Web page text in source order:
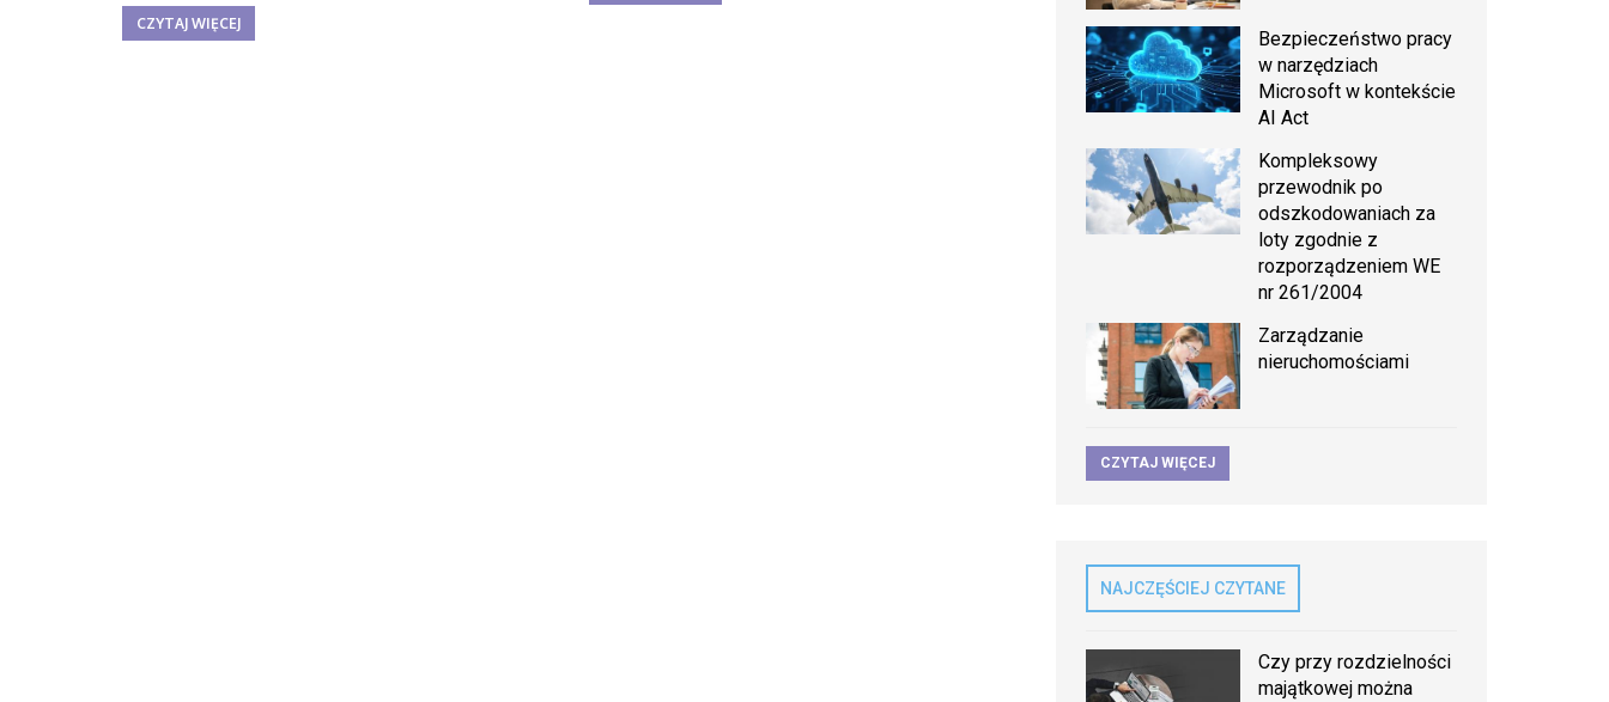
CZYTAJ WIĘCEJ
Bezpieczeństwo pracy
w narzędziach
Microsoft w kontekście
AI Act
Kompleksowy
przewodnik po
odszkodowaniach za
loty zgodnie z
rozporządzeniem WE
nr 261/2004
Zarządzanie
nieruchomościami
CZYTAJ WIĘCEJ
NAJCZĘŚCIEJ CZYTANE
Czy przy rozdzielności
majątkowej można